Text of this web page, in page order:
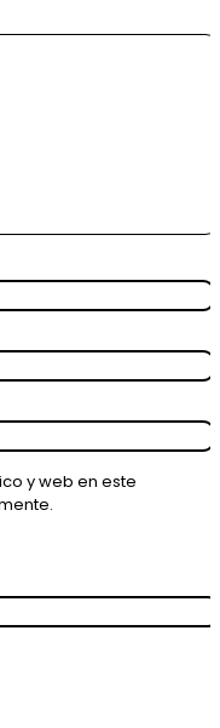
y web en este